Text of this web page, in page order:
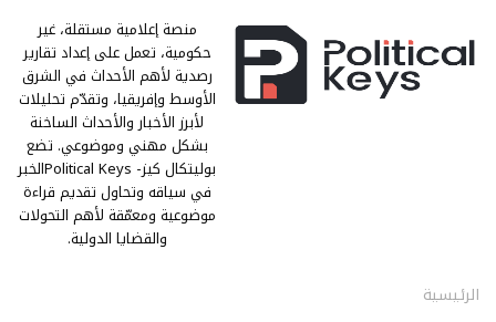
منصة إعلامية مستقلة، غير
حكومية، تعمل على إعداد تقارير
رصدية لأهم الأحداث في الشرق
الأوسط وإفريقيا، وتقدّم تحليلات
لأبرز الأخبار والأحداث الساخنة
بشكل مهني وموضوعي. تضع
بوليتكال كيز- Political Keysالخبر
في سياقه وتحاول تقديم قراءة
موضوعية ومعمّقة لأهم التحولات
والقضايا الدولية.
الرئيسية